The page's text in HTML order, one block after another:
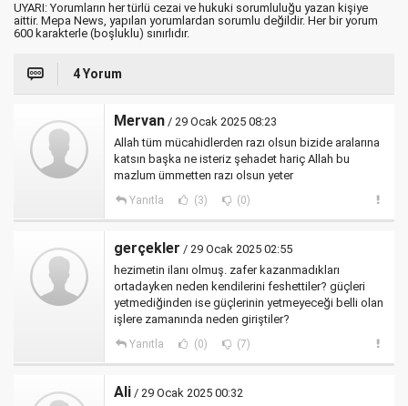
UYARI: Yorumların her türlü cezai ve hukuki sorumluluğu yazan kişiye
aittir. Mepa News, yapılan yorumlardan sorumlu değildir. Her bir yorum
600 karakterle (boşluklu) sınırlıdır.
4 Yorum
Mervan / 29 Ocak 2025 08:23
Allah tüm mücahidlerden razı olsun bizide aralarına
katsın başka ne isteriz şehadet hariç Allah bu
mazlum ümmetten razı olsun yeter
Yanıtla (3) (0)
gerçekler / 29 Ocak 2025 02:55
hezimetin ilanı olmuş. zafer kazanmadıkları
ortadayken neden kendilerini feshettiler? güçleri
yetmediğinden ise güçlerinin yetmeyeceği belli olan
işlere zamanında neden giriştiler?
Yanıtla (0) (7)
Ali / 29 Ocak 2025 00:32